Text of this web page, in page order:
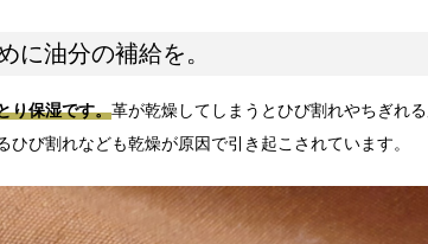
に油分の補給を。
り保湿です。革が乾燥してしまうとひび割れやちぎれ
び割れなども乾燥が原因で引き起こされています。